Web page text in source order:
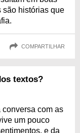
são histórias que
COMPARTILHAR
textos?
com as
um pouco
e da